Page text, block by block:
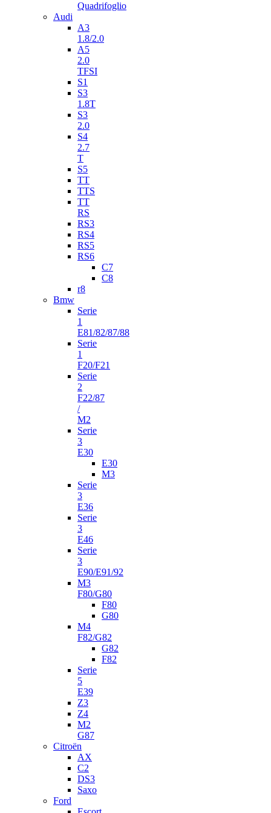
Quadrifoglio
Audi
A3
1.8/2.0
A5
2.0
TFSI
S1
S3
1.8T
S3
2.0
S4
2.7
T
S5
TT
TTS
TT
RS
RS3
RS4
RS5
RS6
C7
C8
r8
Bmw
Serie
1
E81/82/87/88
Serie
1
F20/F21
Serie
2
F22/87
/
M2
Serie
3
E30
E30
M3
Serie
3
E36
Serie
3
E46
Serie
3
E90/E91/92
M3
F80/G80
F80
G80
M4
F82/G82
G82
F82
Serie
5
E39
Z3
Z4
M2
G87
Citroën
AX
C2
DS3
Saxo
Ford